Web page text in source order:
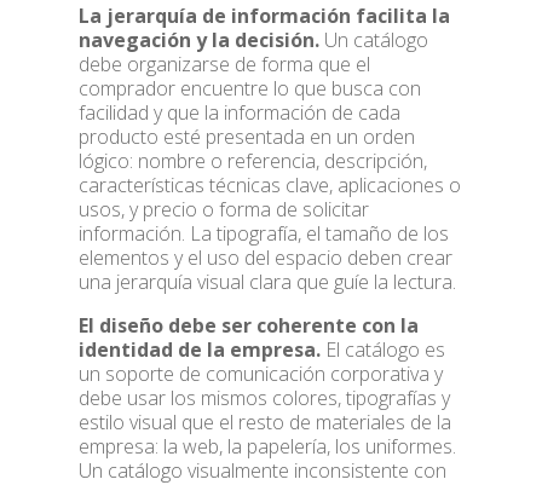
La jerarquía de información facilita la
navegación y la decisión.Un catálogo
debe organizarse de forma que el
comprador encuentre lo que busca con
facilidad y que la información de cada
producto esté presentada en un orden
lógico: nombre o referencia, descripción,
características técnicas clave, aplicaciones o
usos, y precio o forma de solicitar
información. La tipografía, el tamaño de los
elementos y el uso del espacio deben crear
una jerarquía visual clara que guíe la lectura.
El diseño debe ser coherente con la
identidad de la empresa.El catálogo es
un soporte de comunicación corporativa y
debe usar los mismos colores, tipografías y
estilo visual que el resto de materiales de la
empresa: la web, la papelería, los uniformes.
Un catálogo visualmente inconsistente con